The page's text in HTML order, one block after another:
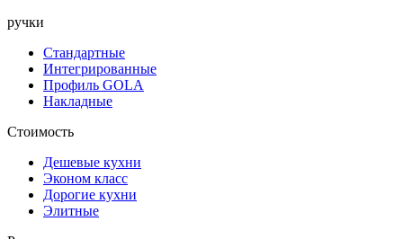
ручки
Стандартные
Интегрированные
Профиль GOLA
Накладные
Стоимость
Дешевые кухни
Эконом класс
Дорогие кухни
Элитные